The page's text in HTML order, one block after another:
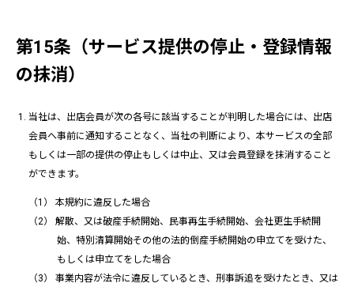
第15条（サービス提供の停止・登録情報
の抹消）
当社は、出店会員が次の各号に該当することが判明した場合には、出店
会員へ事前に通知することなく、当社の判断により、本サービスの全部
もしくは一部の提供の停止もしくは中止、又は会員登録を抹消すること
ができます。
本規約に違反した場合
解散、又は破産手続開始、民事再生手続開始、会社更生手続開
始、特別清算開始その他の法的倒産手続開始の申立てを受けた、
もしくは申立てをした場合
事業内容が法令に違反しているとき、刑事訴追を受けたとき、又は